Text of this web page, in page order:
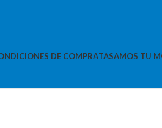
DE COMPRATASAMOS TU